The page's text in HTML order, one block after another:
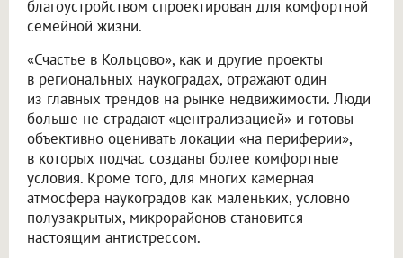
благоустройством спроектирован для комфортной
семейной жизни.
«Счастье в Кольцово», как и другие проекты
в региональных наукоградах, отражают один
из главных трендов на рынке недвижимости. Люди
больше не страдают «централизацией» и готовы
объективно оценивать локации «на периферии»,
в которых подчас созданы более комфортные
условия. Кроме того, для многих камерная
атмосфера наукоградов как маленьких, условно
полузакрытых, микрорайонов становится
настоящим антистрессом.